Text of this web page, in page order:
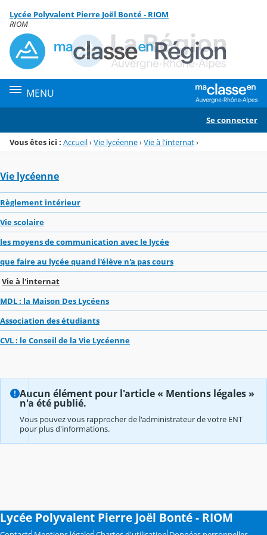
Menu de la rubrique
Contenu
Lycée Polyvalent Pierre Joël Bonté - RIOM
RIOM
MENU
Se connecter
Vous êtes ici : Accueil›Vie lycéenne›Vie à l'internat›
Vie lycéenne
Règlement intérieur
Vie scolaire
les moyens de communication avec le lycée
que faire au lycée quand l'élève n'a pas cours
Vie à l'internat
MDL : la Maison Des Lycéens
Association des étudiants
CVL : le Conseil de la Vie Lycéenne
Aucun élément pour l'article « Mentions légales »
n'a été publié.
Vous pouvez vous rapprocher de l'administrateur de votre ENT
pour plus d'informations.
Lycée Polyvalent Pierre Joël Bonté - RIOM